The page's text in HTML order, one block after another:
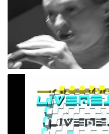
transdiscpinario
sueño